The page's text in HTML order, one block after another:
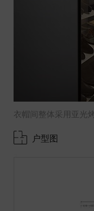
衣帽间整体采用亚光
户型图